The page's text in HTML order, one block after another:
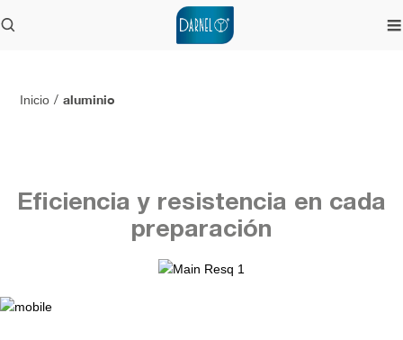
Inicio / aluminio
Eficiencia y resistencia en cada
preparación